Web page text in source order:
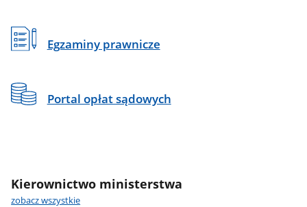
Egzaminy prawnicze
Portal opłat sądowych
Kierownictwo ministerstwa
zobacz wszystkie